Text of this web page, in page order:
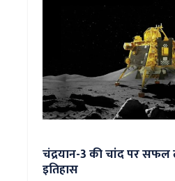
चंद्रयान-3 की चांद पर सफल
इतिहास